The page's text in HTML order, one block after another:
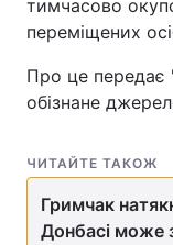
тимчасово
переміщених
Про це передає
обізнане
ЧИТАЙТЕ ТАКОЖ
Гримчак
Донбасі може